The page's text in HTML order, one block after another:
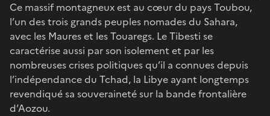
Ce massif montagneux est au cœur du pays Toubou,
l’un des trois grands peuples nomades du Sahara,
avec les Maures et les Touaregs. Le Tibesti se
caractérise aussi par son isolement et par les
nombreuses crises politiques qu’il a connues depuis
l’indépendance du Tchad, la Libye ayant longtemps
revendiqué sa souveraineté sur la bande frontalière
d’Aozou.